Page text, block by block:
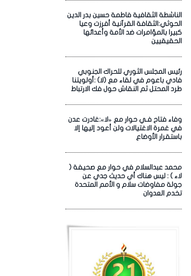
الناشطة الثقافية فاطمة حسين بدر الدين
الحوثي:الثقافة القرآنية أفرزت وعيا
كبيرا بالمؤامرات ضد الأمة وأعدائها
الحقيقيين
رئيس المجلس الثوري للحراك الجنوبي
فادي باعوم في لقاء مع (لا) :أولويتنا
طرد المحتل ثم النقاش حول فك الارتباط
وفاء فتاح فـي حوار مع «لا»:غادرت عدن
في غمرة الاغتيالات ولن أعود إليها إلا
باستقرار الأوضاع
محمد عبدالسلام في حوار مع صحيفة (
لاء ) : ليس هناك أي حديث جدي عن
جولة مفاوضات سلام و الأمم المتحدة
تخدم العدوان